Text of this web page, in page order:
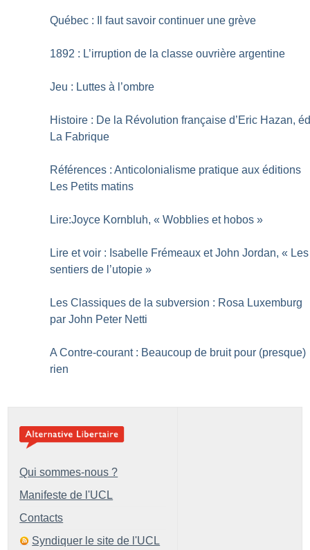
Québec : Il faut savoir continuer une grève
1892 : L’irruption de la classe ouvrière argentine
Jeu : Luttes à l’ombre
Histoire : De la Révolution française d’Eric Hazan,
La Fabrique
Références : Anticolonialisme pratique aux éditions
Les Petits matins
Lire:Joyce Kornbluh, « Wobblies et hobos »
Lire et voir : Isabelle Frémeaux et John Jordan, « Les
sentiers de l’utopie »
Les Classiques de la subversion : Rosa Luxemburg
par John Peter Netti
A Contre-courant : Beaucoup de bruit pour (presque)
rien
Qui sommes-nous ?
Manifeste de l'UCL
Contacts
Syndiquer le site de l'UCL